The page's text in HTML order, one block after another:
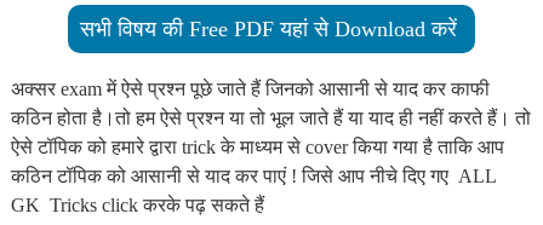
सभी विषय की Free PDF यहां से Download करें
अक्सर exam में ऐसे प्रश्न पूछे जाते हैं जिनको आसानी से याद कर काफी
कठिन होता है।तो हम ऐसे प्रश्न या तो भूल जाते हैं या याद ही नहीं करते हैं। तो
ऐसे टॉपिक को हमारे द्वारा trick के माध्यम से cover किया गया है ताकि आप
कठिन टॉपिक को आसानी से याद कर पाएं ! जिसे आप नीचे दिए गए ALL
GK Tricks click करके पढ़ सकते हैं